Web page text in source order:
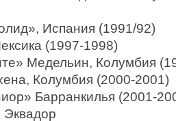
Испания (1991/92)
(1997-1998)
Медельин, Колумбия
Колумбия (2000-2001)
Барранкилья (2001-
Эквадор